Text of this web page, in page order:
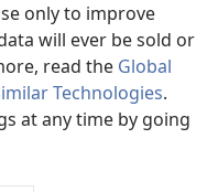
only to improve
will ever be sold or
read the Global
Technologies.
at any time by going
Tract Society of Pennsylvania.